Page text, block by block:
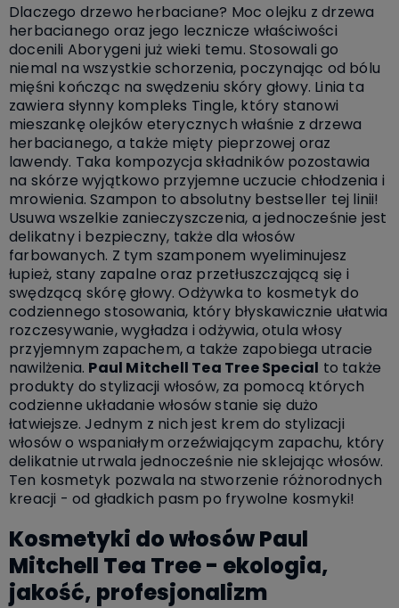
Dlaczego drzewo herbaciane? Moc olejku z drzewa
herbacianego oraz jego lecznicze właściwości
docenili Aborygeni już wieki temu. Stosowali go
niemal na wszystkie schorzenia, poczynając od bólu
mięśni kończąc na swędzeniu skóry głowy. Linia ta
zawiera słynny kompleks Tingle, który stanowi
mieszankę olejków eterycznych właśnie z drzewa
herbacianego, a także mięty pieprzowej oraz
lawendy. Taka kompozycja składników pozostawia
na skórze wyjątkowo przyjemne uczucie chłodzenia i
mrowienia. Szampon to absolutny bestseller tej linii!
Usuwa wszelkie zanieczyszczenia, a jednocześnie jest
delikatny i bezpieczny, także dla włosów
farbowanych. Z tym szamponem wyeliminujesz
łupież, stany zapalne oraz przetłuszczającą się i
swędzącą skórę głowy. Odżywka to kosmetyk do
codziennego stosowania, który błyskawicznie ułatwia
rozczesywanie, wygładza i odżywia, otula włosy
przyjemnym zapachem, a także zapobiega utracie
nawilżenia. Paul Mitchell Tea Tree Special to także
produkty do stylizacji włosów, za pomocą których
codzienne układanie włosów stanie się dużo
łatwiejsze. Jednym z nich jest krem do stylizacji
włosów o wspaniałym orzeźwiającym zapachu, który
delikatnie utrwala jednocześnie nie sklejając włosów.
Ten kosmetyk pozwala na stworzenie różnorodnych
kreacji - od gładkich pasm po frywolne kosmyki!
Kosmetyki do włosów Paul
Mitchell Tea Tree - ekologia,
jakość, profesjonalizm